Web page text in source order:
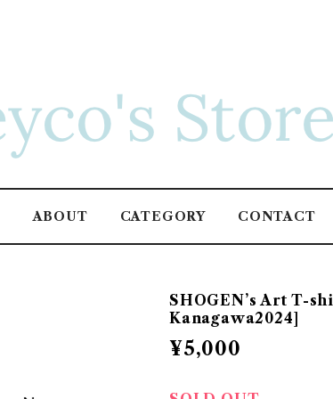
ABOUT CATEGORY CONTACT
SHOGEN’s Art T-
Kanagawa2024]
¥5,000